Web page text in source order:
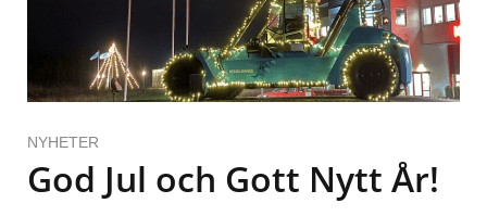
NYHETER
God Jul och Gott Nytt År!